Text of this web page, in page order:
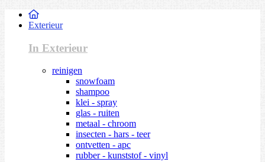
Exterieur
In Exterieur
reinigen
snowfoam
shampoo
klei - spray
glas - ruiten
metaal - chroom
insecten - hars - teer
ontvetten - apc
rubber - kunststof - vinyl